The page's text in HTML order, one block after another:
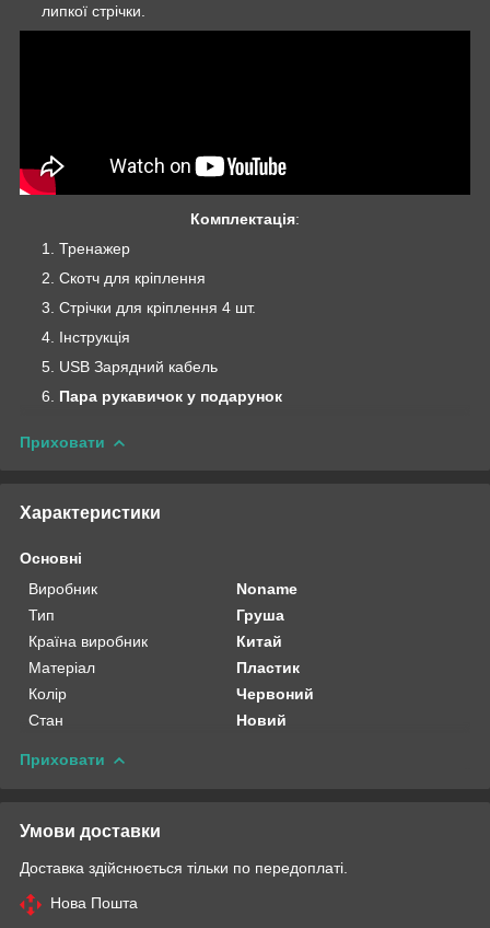
липкої стрічки.
Комплектація:
Тренажер
Скотч для кріплення
Стрічки для кріплення 4 шт.
Інструкція
USB Зарядний кабель
Пара рукавичок у подарунок
Приховати
Характеристики
Основні
Виробник
Noname
Тип
Груша
Країна виробник
Китай
Матеріал
Пластик
Колір
Червоний
Стан
Новий
Приховати
Умови доставки
Доставка здійснюється тільки по передоплаті.
Нова Пошта